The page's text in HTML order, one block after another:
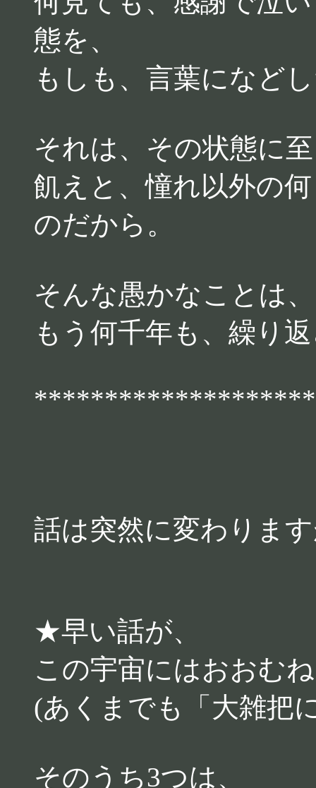
態を、
もしも、言葉になど
それは、その状態に
飢えと、憧れ以外の
のだから。
そんな愚かなことは、
もう何千年も、繰り
話は突然に変わりま
★早い話が、
この宇宙にはおおむ
(あくまでも「大雑把
そのうち3つは、